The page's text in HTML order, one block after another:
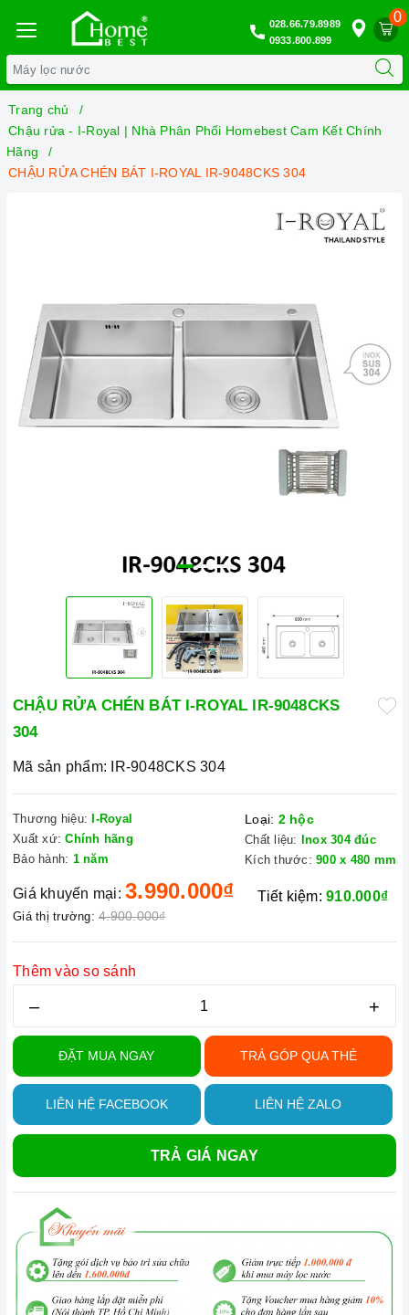
0
028.66.79.8989
0933.800.899
Trang chủ
Chậu rửa - I-Royal | Nhà Phân Phối Homebest Cam Kết Chính
Hãng
CHẬU RỬA CHÉN BÁT I-ROYAL IR-9048CKS 304
CHẬU RỬA CHÉN BÁT I-ROYAL IR-9048CKS
304
Mã sản phẩm: IR-9048CKS 304
Thương hiệu:
I-Royal
Xuất xứ: Chính hãng
Bảo hành: 1 năm
Loại: 2 hộc
Chất liệu:
Inox 304 đúc
Kích thước: 900 x 480 mm
Giá khuyến mại: 3.990.000₫
Giá thị trường: 4.900.000₫
Tiết kiệm:910.000₫
Thêm vào so sánh
– +
ĐẶT MUA NGAY TRẢ GÓP QUA THẺ
LIÊN HỆ FACEBOOK LIÊN HỆ ZALO
TRẢ GIÁ NGAY